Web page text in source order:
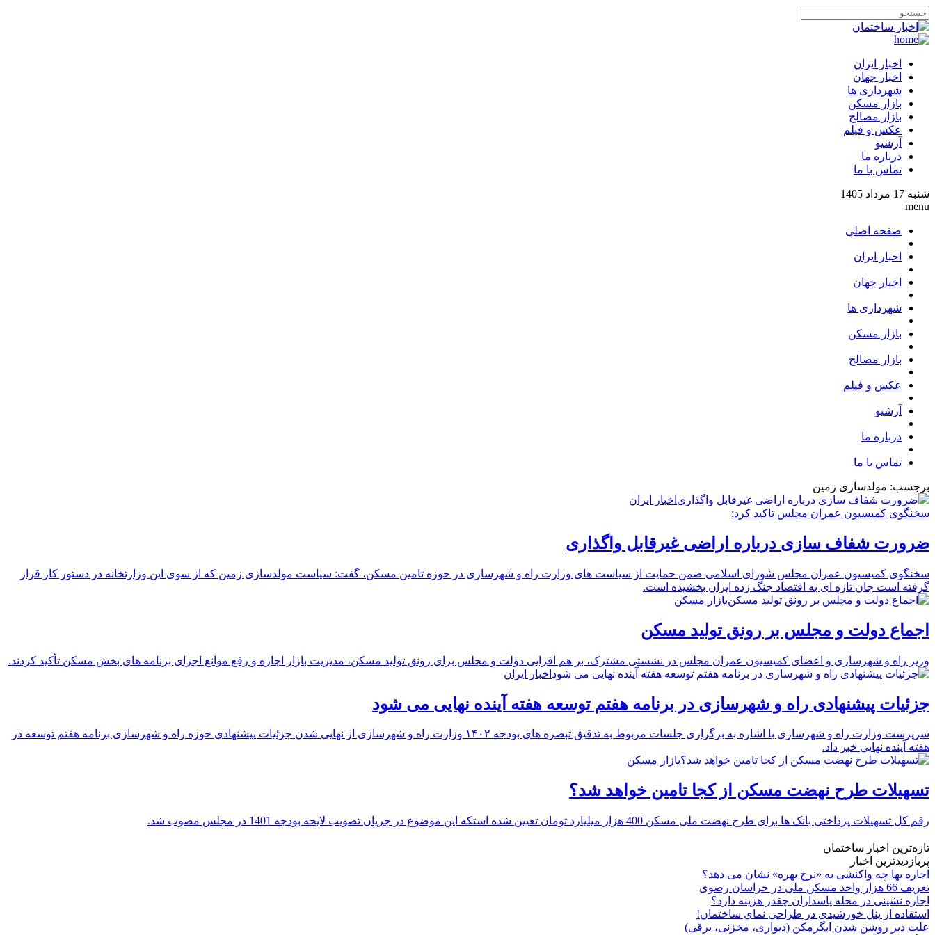
اخبار ایران
اخبار جهان
شهرداری ها
بازار مسکن
بازار مصالح
عکس و فیلم
آرشیو
درباره ما
تماس با ما
شنبه 17 مرداد 1405
menu
صفحه اصلی
اخبار ایران
اخبار جهان
شهرداری ها
بازار مسکن
بازار مصالح
عکس و فیلم
آرشیو
درباره ما
تماس با ما
برچسب: مولدسازی زمین
اخبار ایران
سخنگوی کمیسیون عمران مجلس تاکید کرد:
ضرورت شفاف سازی درباره اراضی غیرقابل واگذاری
سخنگوی کمیسیون عمران مجلس شورای اسلامی ضمن حمایت از سیاست های وزارت راه و شهرسازی در حوزه تامین مسکن، گفت: سیاست مولدسازی زمین که از سوی این وزارتخانه در دستور کار قرار
گرفته است جان تازه ای به اقتصاد جنگ زده ایران بخشیده است.
بازار مسکن
اجماع دولت و مجلس بر رونق تولید مسکن
وزیر راه و شهرسازی و اعضای کمیسیون عمران مجلس در نشستی مشترک، بر هم افزایی دولت و مجلس برای رونق تولید مسکن، مدیریت بازار اجاره و رفع موانع اجرای برنامه های بخش مسکن تأکید کردند.
اخبار ایران
جزئیات پیشنهادی راه و شهرسازی در برنامه هفتم توسعه هفته آینده نهایی می شود
سرپرست وزارت راه و شهرسازی با اشاره به برگزاری جلسات مربوط به تدقیق تبصره های بودجه ۱۴۰۲ وزارت راه و شهرسازی از نهایی شدن جزئیات پیشنهادی حوزه راه و شهرسازی برنامه هفتم توسعه در
هفته آینده نهایی خبر داد.
بازار مسکن
تسهیلات طرح نهضت مسکن از کجا تامین خواهد شد؟
رقم کل تسهیلات پرداختی بانک ها برای طرح نهضت ملی مسکن 400 هزار میلیارد تومان تعیین شده استکه این موضوع در جریان تصویب لایحه بودجه 1401 در مجلس مصوب شد.
تازه‌ترین اخبار ساختمان
پربازدیدترین اخبار
اجاره بها چه واکنشی به «نرخ بهره» نشان می دهد؟
تعریف 66 هزار واحد مسکن ملی در خراسان رضوی
اجاره نشینی در محله پاسداران چقدر هزینه دارد؟
استفاده از پنل خورشیدی در طراحی نمای ساختمان!
علت دیر روشن شدن ابگرمکن (دیواری، مخزنی، برقی)